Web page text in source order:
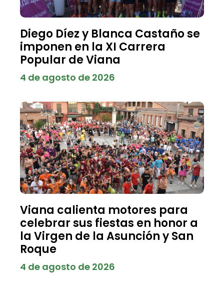
Diego Díez y Blanca Castaño se
imponen en la XI Carrera
Popular de Viana
4 de agosto de 2026
Viana calienta motores para
celebrar sus fiestas en honor a
la Virgen de la Asunción y San
Roque
4 de agosto de 2026